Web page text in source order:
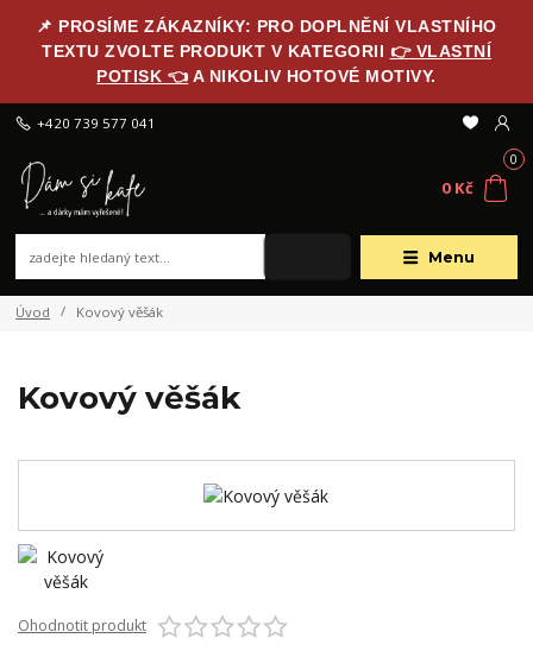
📌 PROSÍME ZÁKAZNÍKY: PRO DOPLNĚNÍ VLASTNÍHO
TEXTU ZVOLTE PRODUKT V KATEGORII 👉 VLASTNÍ
POTISK 👈 A NIKOLIV HOTOVÉ MOTIVY.
Menu
+420 739 577 041
0
0 Kč
Úvod Kovový věšák
Kovový věšák
Ohodnotit produkt